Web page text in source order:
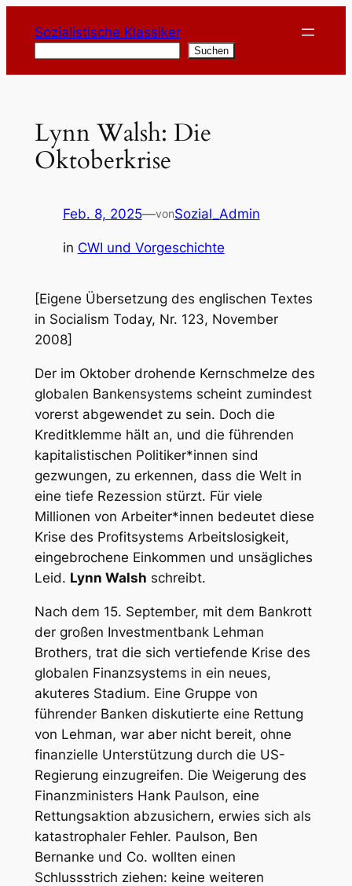
Inhalt
springen
Sozialistische Klassiker
Suchen
Lynn Walsh: Die
Oktoberkrise
Feb. 8, 2025—vonSozial_Admin
in CWI und Vorgeschichte
[Eigene Übersetzung des englischen Textes
in Socialism Today, Nr. 123, November
2008]
Der im Oktober drohende Kernschmelze des
globalen Bankensystems scheint zumindest
vorerst abgewendet zu sein. Doch die
Kreditklemme hält an, und die führenden
kapitalistischen Politiker*innen sind
gezwungen, zu erkennen, dass die Welt in
eine tiefe Rezession stürzt. Für viele
Millionen von Arbeiter*innen bedeutet diese
Krise des Profitsystems Arbeitslosigkeit,
eingebrochene Einkommen und unsägliches
Leid. Lynn Walsh schreibt.
Nach dem 15. September, mit dem Bankrott
der großen Investmentbank Lehman
Brothers, trat die sich vertiefende Krise des
globalen Finanzsystems in ein neues,
akuteres Stadium. Eine Gruppe von
führender Banken diskutierte eine Rettung
von Lehman, war aber nicht bereit, ohne
finanzielle Unterstützung durch die US-
Regierung einzugreifen. Die Weigerung des
Finanzministers Hank Paulson, eine
Rettungsaktion abzusichern, erwies sich als
katastrophaler Fehler. Paulson, Ben
Bernanke und Co. wollten einen
Schlussstrich ziehen: keine weiteren